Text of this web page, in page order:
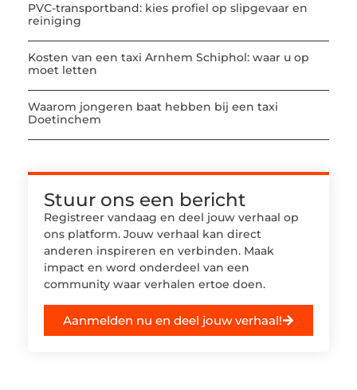
PVC-transportband: kies profiel op slipgevaar en
reiniging
Kosten van een taxi Arnhem Schiphol: waar u op
moet letten
Waarom jongeren baat hebben bij een taxi
Doetinchem
Stuur ons een bericht
Registreer vandaag en deel jouw verhaal op
ons platform. Jouw verhaal kan direct
anderen inspireren en verbinden. Maak
impact en word onderdeel van een
community waar verhalen ertoe doen.
Aanmelden nu en deel jouw verhaal!